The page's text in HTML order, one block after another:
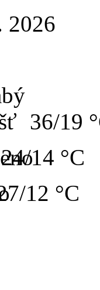
2026
36/19
24/14 °C
12 °C